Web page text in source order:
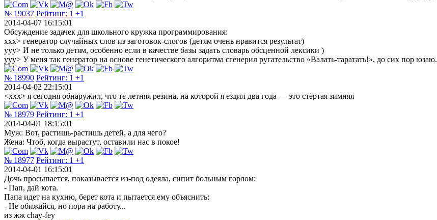
№ 19037 Рейтинг: 1 +1
2014-04-07 16:15:01
Обсуждение задачек для школьного кружка программирования:
xxx> генератор случайных слов из заготовок-слогов (детям очень нравится результат)
yyy> И не только детям, особенно если в качестве базы задать словарь обсценной лексики )
yyy> У меня так генератор на основе генетического алгоритма сгенерил ругательство «Валать-таратать!», до сих пор юзаю.
№ 18990 Рейтинг: 1 +1
2014-04-02 22:15:01
<xxx> я сегодня обнаружил, что те летняя резина, на которой я ездил два года — это стёртая зимняя
№ 18979 Рейтинг: 1 +1
2014-04-01 18:15:01
Муж: Вот, растишь-растишь детей, а для чего?
Жена: Чтоб, когда вырастут, оставили нас в покое!
№ 18977 Рейтинг: 1 +1
2014-04-01 16:15:01
Дочь просыпается, показывается из-под одеяла, сипит больным горлом:
- Пап, дай кота.
Папа идет на кухню, берет кота и пытается ему объяснить:
- Не обижайся, но пора на работу...
из жж chay-fey